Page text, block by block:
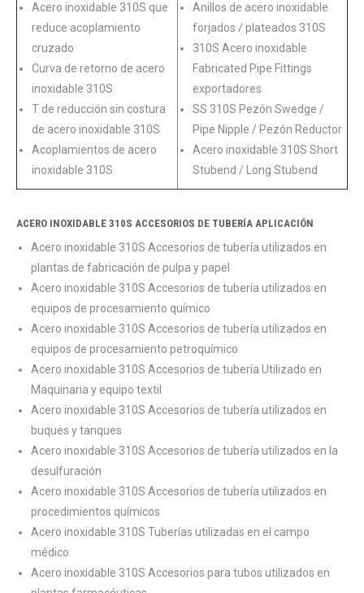
Acero inoxidable 310S que
reduce acoplamiento
cruzado
Curva de retorno de acero
inoxidable 310S
T de reducción sin costura
de acero inoxidable 310S
Acoplamientos de acero
inoxidable 310S
Anillos de acero inoxidable
forjados / plateados 310S
310S Acero inoxidable
Fabricated Pipe Fittings
exportadores
SS 310S Pezón Swedge /
Pipe Nipple / Pezón Reductor
Acero inoxidable 310S Short
Stubend / Long Stubend
ACERO INOXIDABLE 310S ACCESORIOS DE TUBERÍA APLICACIÓN
Acero inoxidable 310S Accesorios de tubería utilizados en
plantas de fabricación de pulpa y papel
Acero inoxidable 310S Accesorios de tubería utilizados en
equipos de procesamiento químico
Acero inoxidable 310S Accesorios de tubería utilizados en
equipos de procesamiento petroquímico
Acero inoxidable 310S Accesorios de tubería Utilizado en
Maquinaria y equipo textil
Acero inoxidable 310S Accesorios de tubería utilizados en
buques y tanques
Acero inoxidable 310S Accesorios de tubería utilizados en la
desulfuración
Acero inoxidable 310S Accesorios de tubería utilizados en
procedimientos químicos
Acero inoxidable 310S Tuberías utilizadas en el campo
médico
Acero inoxidable 310S Accesorios para tubos utilizados en